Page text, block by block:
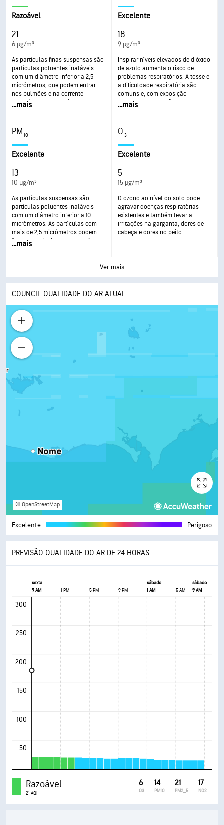
Razoável
21
6 µg/m³
As partículas finas suspensas são
partículas poluentes inaláveis
com um diâmetro inferior a 2,5
micrómetros, que podem entrar
nos pulmões e na corrente
sanguínea, dando origem a
impacto mais agravado é nos
pulmões e no coração. A
exposição pode resultar em tosse
ou dificuldade em respirar, asma
agravada e desenvolvimento de
...mais
Excelente
18
9 µg/m³
Inspirar níveis elevados de dióxido
de azoto aumenta o risco de
problemas respiratórios. A tosse e
a dificuldade respiratória são
comuns e, com exposição
prolongada, poderão ocorrer
infeções respiratórias.
...mais
PM10
Excelente
13
10 µg/m³
As partículas suspensas são
partículas poluentes inaláveis
com um diâmetro inferior a 10
micrómetros. As partículas com
mais de 2,5 micrómetros podem
ficar acumuladas nas vias aéreas,
exposição pode causar irritações
nos olhos e na garganta, tosse ou
agravado. Uma exposição mais
frequente e excessiva pode levar a
saúde.
...mais
O3
Excelente
5
15 µg/m³
O ozono ao nível do solo pode
agravar doenças respiratórias
existentes e também levar a
irritações na garganta, dores de
cabeça e dores no peito.
Ver mais
COUNCIL QUALIDADE DO AR ATUAL
© OpenStreetMap
Excelente Perigoso
PREVISÃO QUALIDADE DO AR DE 24 HORAS
sexta sábado
sábado
9 AM
1 PM 5 PM 9 PM 1 AM 5 AM 9 AM
300
250
200
150
100
50
Razoável
21 AQI
6
O3
14
PM10
21
PM2_5
17
NO2